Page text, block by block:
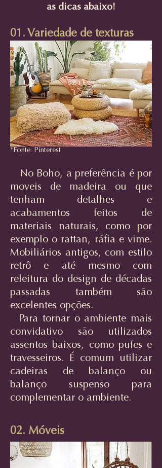
as dicas abaixo!
01. Variedade de texturas
*Fonte: Pinterest
No Boho, a preferência é por
moveis de madeira ou que
tenham detalhes e
acabamentos feitos de
materiais naturais, como por
exemplo o rattan, ráfia e vime.
Mobiliários antigos, com estilo
retrô e até mesmo com
releitura do design de décadas
passadas também são
excelentes opções.
Para tornar o ambiente mais
convidativo são utilizados
assentos baixos, como pufes e
travesseiros. É comum utilizar
cadeiras de balanço ou
balanço suspenso para
complementar o ambiente.
02. Móveis